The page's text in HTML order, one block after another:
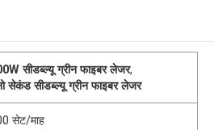
सीडब्ल्यू ग्रीन फाइबर लेजर,
सेकंड सीडब्ल्यू ग्रीन फाइबर लेजर
सेट/माह